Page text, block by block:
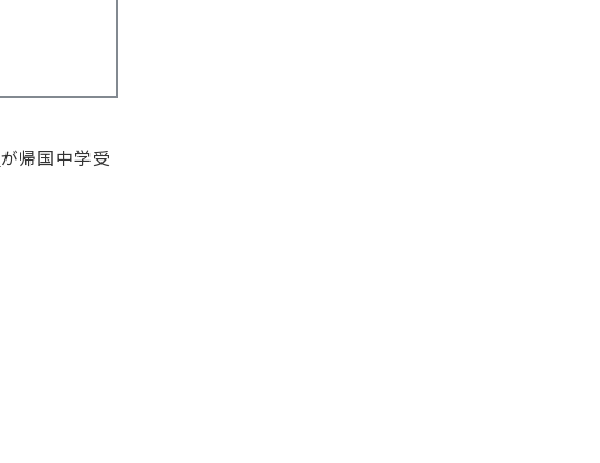
が帰国中学受